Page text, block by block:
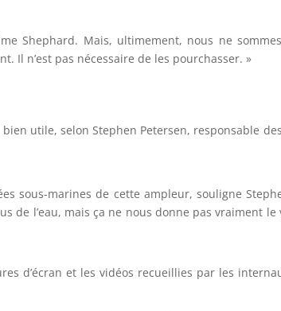
Shephard. Mais, ultimement, nous ne
Il n’est pas nécessaire de les pourchasser. »
utile, selon Stephen Petersen, responsable
sous-marines de cette ampleur, souligne
de l’eau, mais ça ne nous donne pas vraiment
d’écran et les vidéos recueillies par les